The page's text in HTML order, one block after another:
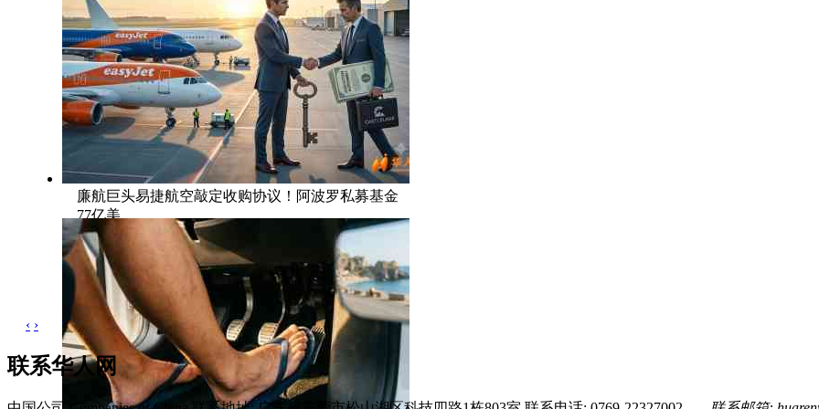
廉航巨头易捷航空敲定收购协议！阿波罗私募基金
77亿美
‹ ›
联系华人网